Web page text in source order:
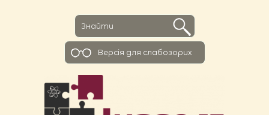
Версiя для слабозорих